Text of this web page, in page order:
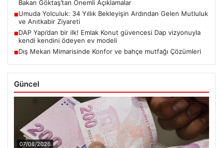
Bakan Göktaş’tan Önemli Açıklamalar
■Umuda Yolculuk: 34 Yıllık Bekleyişin Ardından Gelen Mutluluk
ve Anıtkabir Ziyareti
■DAP Yapı’dan bir ilk! Emlak Konut güvencesi Dap vizyonuyla
kendi kendini ödeyen ev modeli
■Dış Mekan Mimarisinde Konfor ve bahçe mutfağı Çözümleri
Güncel
07/08/2026